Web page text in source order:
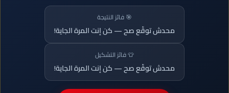
🎯 فائز النتيجة
محدش توقّع صح — كن إنت المرة الجاية!
👕 فائز التشكيل
محدش توقّع صح — كن إنت المرة الجاية!